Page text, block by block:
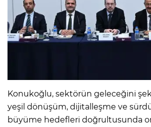
Konukoğlu, sektörün geleceğini
yeşil dönüşüm, dijitalleşme ve
büyüme hedefleri doğrultusunda